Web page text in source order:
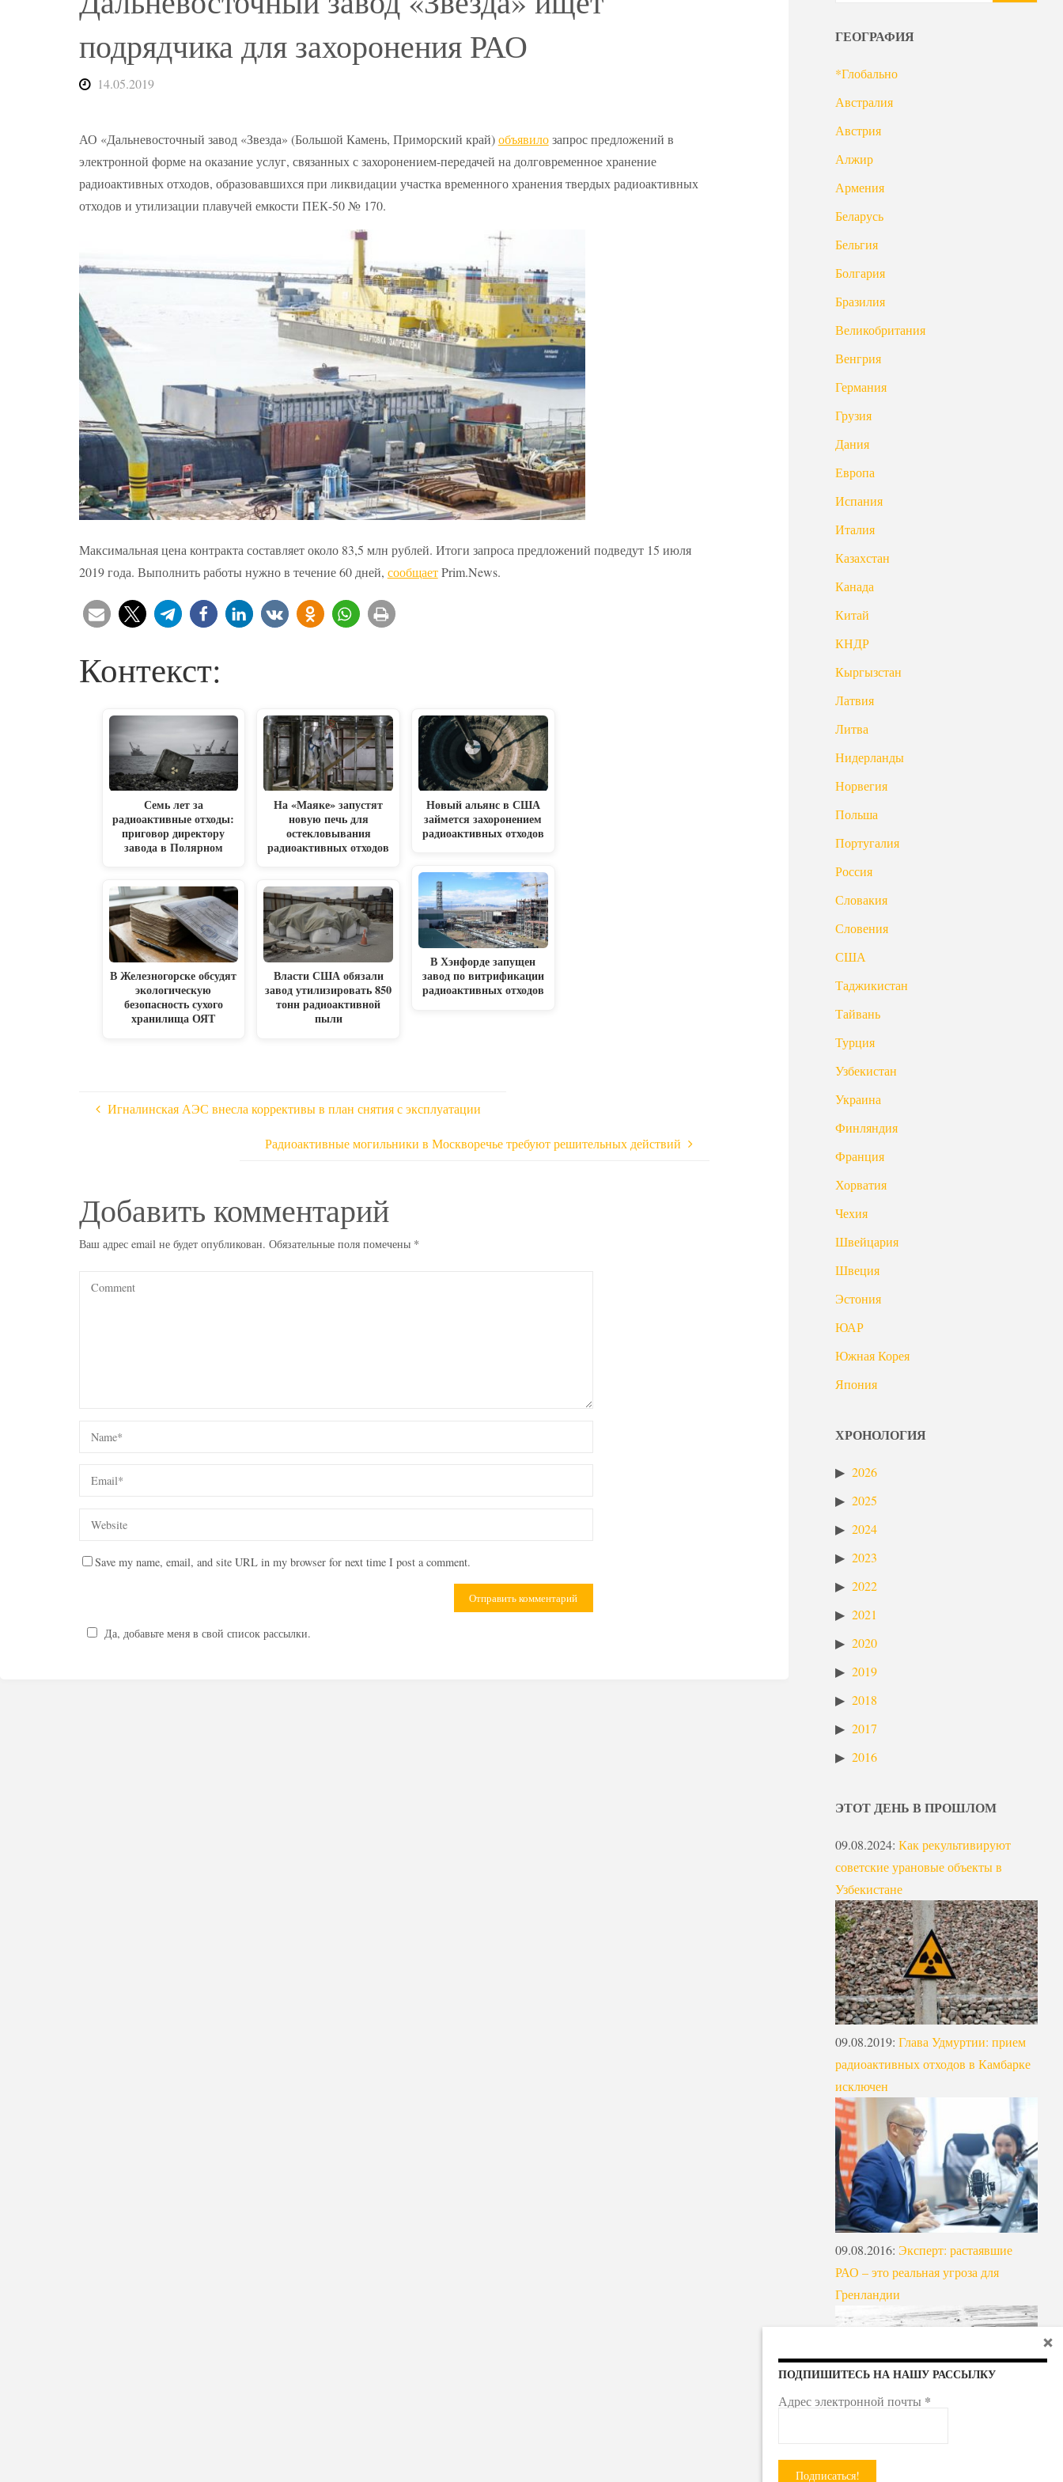
подрядчика для захоронения РАО
14.05.2019
АО «Дальневосточный завод «Звезда» (Большой Камень, Приморский край)объявилозапрос предложений в
электронной форме на оказание услуг, связанных с захоронением-передачей на долговременное хранение
радиоактивных отходов, образовавшихся при ликвидации участка временного хранения твердых радиоактивных
отходов и утилизации плавучей емкости ПЕК-50 № 170.
Максимальная цена контракта составляет около 83,5 млн рублей. Итоги запроса предложений подведут 15 июля
2019 года. Выполнить работы нужно в течение 60 дней, сообщаетPrim.News.
Контекст:
Семь лет за
радиоактивные отходы:
приговор директору
завода в Полярном
В Железногорске обсудят
экологическую
безопасность сухого
хранилища ОЯТ
На «Маяке» запустят
новую печь для
остекловывания
радиоактивных отходов
Власти США обязали
завод утилизировать 850
тонн радиоактивной
пыли
Новый альянс в США
займется захоронением
радиоактивных отходов
В Хэнфорде запущен
завод по витрификации
радиоактивных отходов
Игналинская АЭС внесла коррективы в план снятия с эксплуатации
Радиоактивные могильники в Москворечье требуют решительных действий
Добавить комментарий
Ваш адрес email не будет опубликован. Обязательные поля помечены *
Save my name, email, and site URL in my browser for next time I post a comment.
Да, добавьте меня в свой список рассылки.
ГЕОГРАФИЯ
*Глобально
Австралия
Австрия
Алжир
Армения
Беларусь
Бельгия
Болгария
Бразилия
Великобритания
Венгрия
Германия
Грузия
Дания
Европа
Испания
Италия
Казахстан
Канада
Китай
КНДР
Кыргызстан
Латвия
Литва
Нидерланды
Норвегия
Польша
Португалия
Россия
Словакия
Словения
США
Таджикистан
Тайвань
Турция
Узбекистан
Украина
Финляндия
Франция
Хорватия
Чехия
Швейцария
Швеция
Эстония
ЮАР
Южная Корея
Япония
ХРОНОЛОГИЯ
2026
2025
2024
2023
2022
2021
2020
2019
2018
2017
2016
ЭТОТ ДЕНЬ В ПРОШЛОМ
09.08.2024: Как рекультивируют
советские урановые объекты в
Узбекистане
09.08.2019: Глава Удмуртии: прием
радиоактивных отходов в Камбарке
исключен
09.08.2016: Эксперт: растаявшие
РАО – это реальная угроза для
Гренландии
ПОДПИШИТЕСЬ НА НАШУ РАССЫЛКУ
Адрес электронной почты *